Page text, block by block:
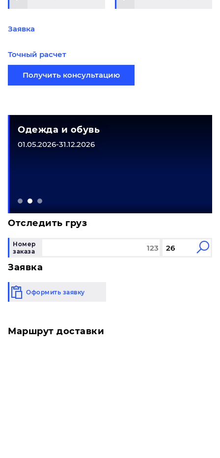
Заявка
Точный расчет
Получить консультацию
Одежда и обувь
01.05.2026-31.12.2026
Отследить груз
Номер
заказа
Заявка
Оформить заявку
Маршрут доставки